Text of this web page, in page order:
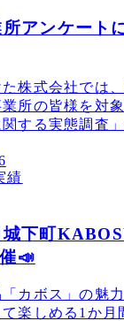
アンケート
株式会社では
所の皆様を対
関する実態調査
績
下町
📣
カボス」の魅
楽しめる1か月